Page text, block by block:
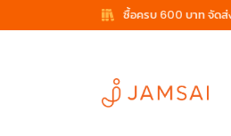
ซื้อครบ 600 บาท จัดส่